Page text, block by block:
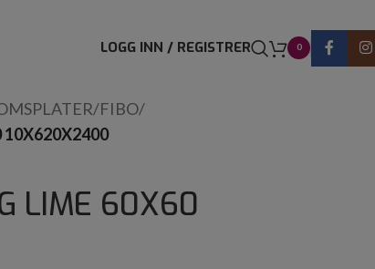
LOGG INN / REGISTRER 0
/FIBO/
10X620X2400
LIME 60X60